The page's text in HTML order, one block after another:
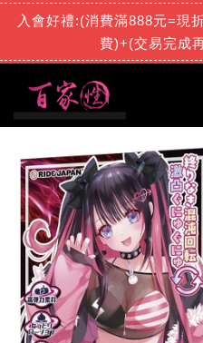
入會好禮:(消費滿888元=現
費)+(交易完成